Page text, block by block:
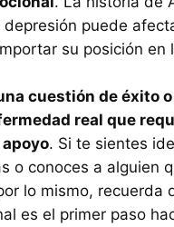
puede
su posición en
cuestión de éxito
real que
. Si te sientes
o conoces a alguien
lo mismo, recuerda
es el primer paso